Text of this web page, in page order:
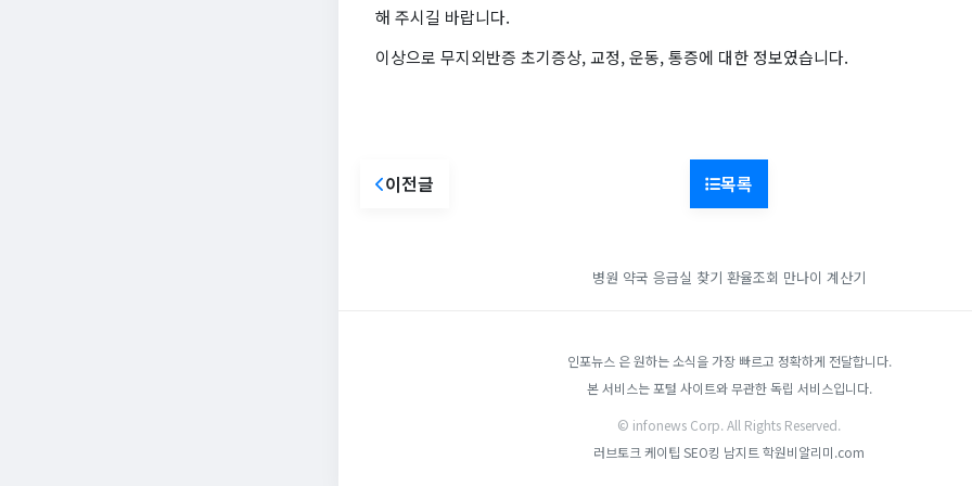
해 주시길 바랍니다.
이상으로 무지외반증 초기증상, 교정, 운동, 통증에 대한 정보였습니다.
이전글 목록
병원 약국 응급실 찾기 환율조회 만나이 계산기
인포뉴스 은 원하는 소식을 가장 빠르고 정확하게 전달합니다.
본 서비스는 포털 사이트와 무관한 독립 서비스입니다.
© infonews Corp. All Rights Reserved.
러브토크 케이팁 SEO킹 남지트 학원비알리미.com